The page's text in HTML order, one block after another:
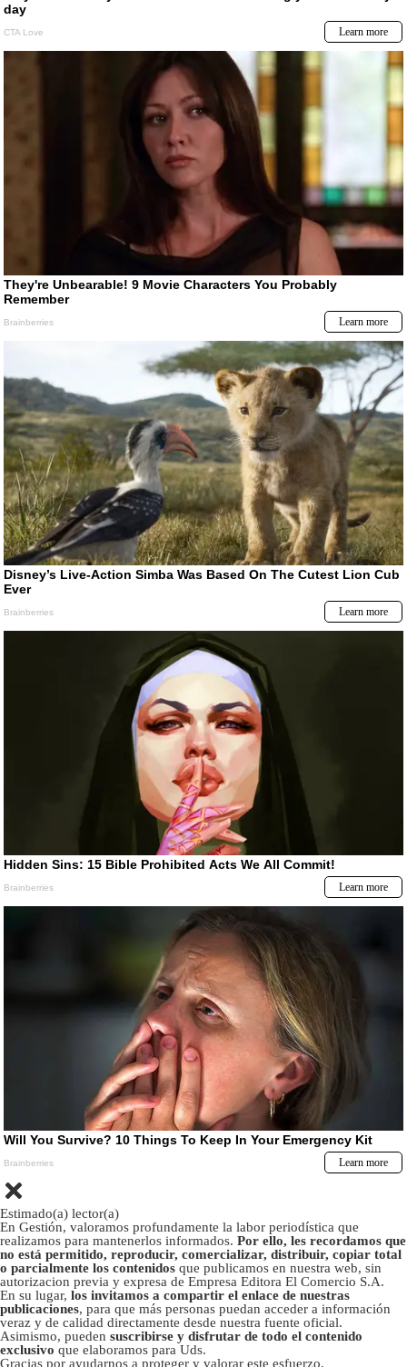
Estimado(a) lector(a)
En Gestión, valoramos profundamente la labor periodística que
realizamos para mantenerlos informados. Por ello, les recordamos que
no está permitido, reproducir, comercializar, distribuir, copiar total
o parcialmente los contenidos que publicamos en nuestra web, sin
autorizacion previa y expresa de Empresa Editora El Comercio S.A.
En su lugar, los invitamos a compartir el enlace de nuestras
publicaciones, para que más personas puedan acceder a información
veraz y de calidad directamente desde nuestra fuente oficial.
Asimismo, pueden suscribirse y disfrutar de todo el contenido
exclusivo que elaboramos para Uds.
Gracias por ayudarnos a proteger y valorar este esfuerzo.